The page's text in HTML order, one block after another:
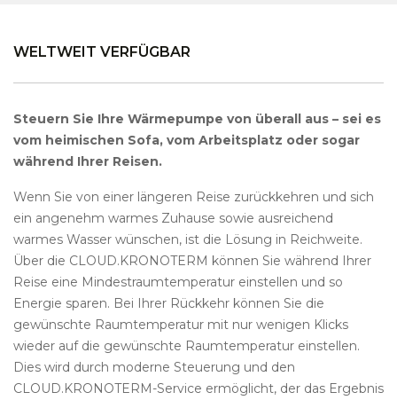
WELTWEIT VERFÜGBAR
Steuern Sie Ihre Wärmepumpe von überall aus – sei es
vom heimischen Sofa, vom Arbeitsplatz oder sogar
während Ihrer Reisen.
Wenn Sie von einer längeren Reise zurückkehren und sich
ein angenehm warmes Zuhause sowie ausreichend
warmes Wasser wünschen, ist die Lösung in Reichweite.
Über die CLOUD.KRONOTERM können Sie während Ihrer
Reise eine Mindestraumtemperatur einstellen und so
Energie sparen. Bei Ihrer Rückkehr können Sie die
gewünschte Raumtemperatur mit nur wenigen Klicks
wieder auf die gewünschte Raumtemperatur einstellen.
Dies wird durch moderne Steuerung und den
CLOUD.KRONOTERM-Service ermöglicht, der das Ergebnis